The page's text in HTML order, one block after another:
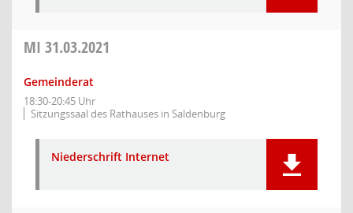
MI 31.03.2021
Gemeinderat
18:30-20:45 Uhr
Sitzungssaal des Rathauses in Saldenburg
Niederschrift Internet